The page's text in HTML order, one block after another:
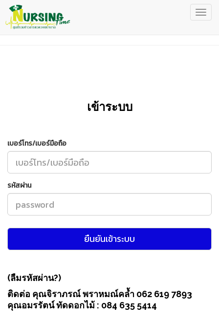
เข้าระบบ
เบอร์โทร/เบอร์มือถือ
รหัสผ่าน
(ลืมรหัสผ่าน?)
ติดต่อ คุณจิราภรณ์ พราหมณ์คล้ำ 062 619 7893
คุณอมรรัตน์ ทัดดอกไม้ : 084 635 5414